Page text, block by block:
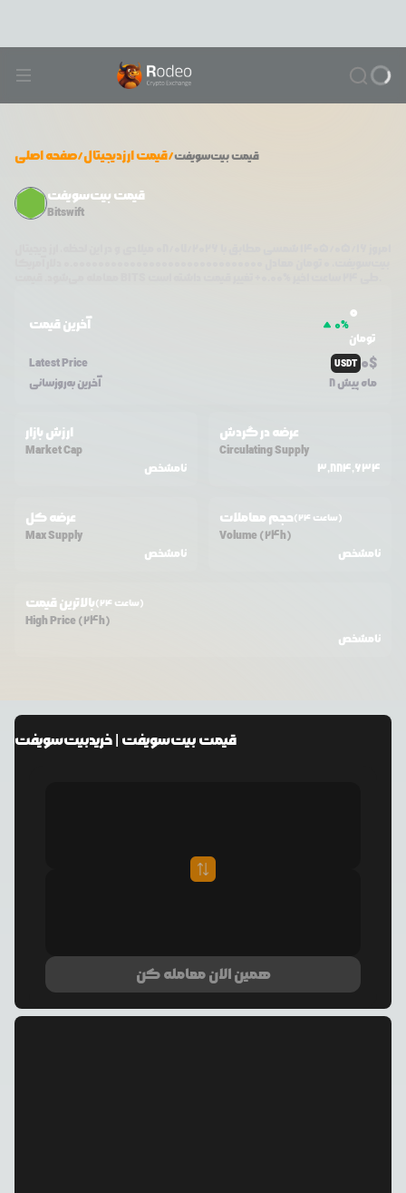
صفحه اصلی/قیمت ارزدیجیتال/ قیمتبیت‌سویفت
قیمت بیت‌سویفت
Bitswift
آخرین قیمت 0%
0
تومان
Latest Price
USDT 0$
آخرین به‌روزسانی 8 ماه پیش
ارزش بازار
Market Cap
نامشخص
عرضه در گردش
Circulating Supply
3,884,634
عرضه کل
Max Supply
نامشخص
حجم معاملات (24 ساعت)
Volume (24h)
نامشخص
بالاترین قیمت (24 ساعت)
High Price (24h)
نامشخص
قیمتبیت‌سویفت | خریدبیت‌سویفت
همین الان معامله کن